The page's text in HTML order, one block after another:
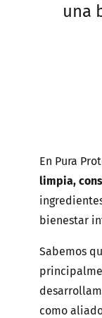
una
En Pura
limpia,
bienestar
Sabemos
como